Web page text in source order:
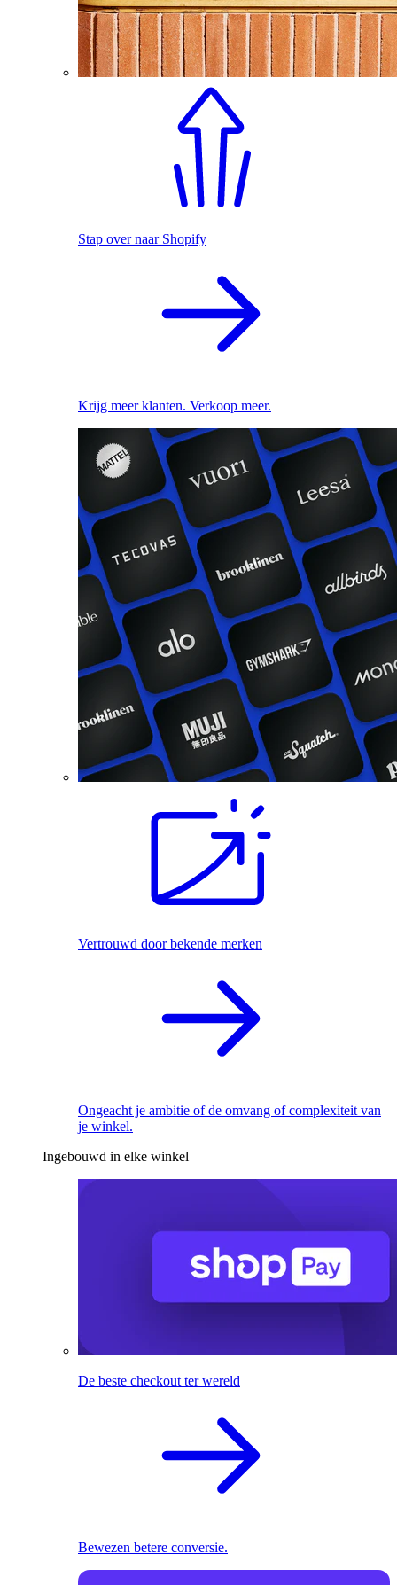
Stap over naar Shopify
Krijg meer klanten. Verkoop meer.
Vertrouwd door bekende merken
Ongeacht je ambitie of de omvang of complexiteit van
je winkel.
Ingebouwd in elke winkel
De beste checkout ter wereld
Bewezen betere conversie.